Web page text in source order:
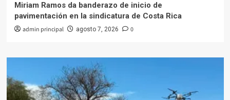
Miriam Ramos da banderazo de inicio de
pavimentación en la sindicatura de Costa Rica
admin principal agosto 7, 2026 0